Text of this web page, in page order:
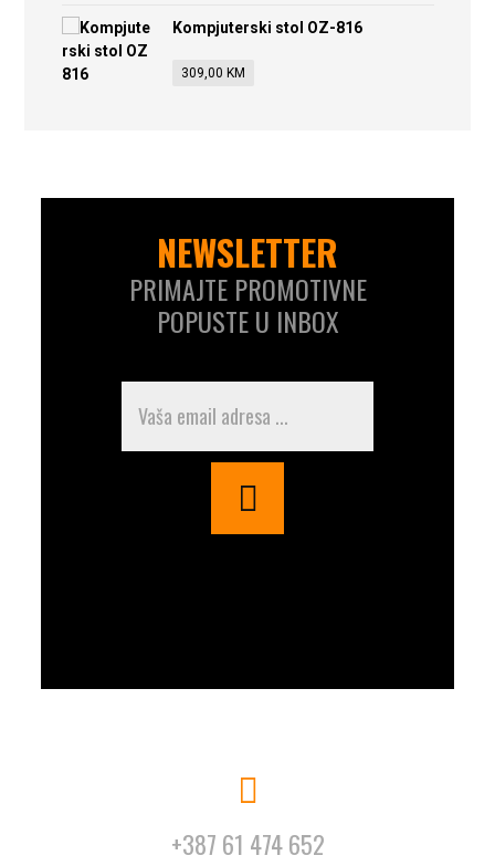
Kompjuterski stol OZ-816
309,00 KM
NEWSLETTER
PRIMAJTE PROMOTIVNE
POPUSTE U INBOX
+387 61 474 652